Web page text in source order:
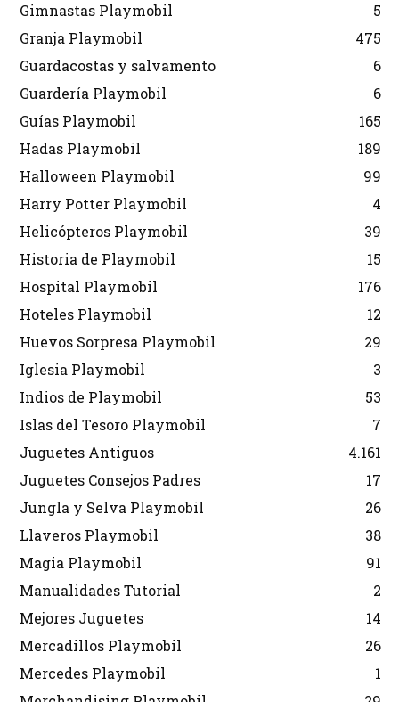
Gimnastas Playmobil
5
Granja Playmobil
475
Guardacostas y salvamento
6
Guardería Playmobil
6
Guías Playmobil
165
Hadas Playmobil
189
Halloween Playmobil
99
Harry Potter Playmobil
4
Helicópteros Playmobil
39
Historia de Playmobil
15
Hospital Playmobil
176
Hoteles Playmobil
12
Huevos Sorpresa Playmobil
29
Iglesia Playmobil
3
Indios de Playmobil
53
Islas del Tesoro Playmobil
7
Juguetes Antiguos
4.161
Juguetes Consejos Padres
17
Jungla y Selva Playmobil
26
Llaveros Playmobil
38
Magia Playmobil
91
Manualidades Tutorial
2
Mejores Juguetes
14
Mercadillos Playmobil
26
Mercedes Playmobil
1